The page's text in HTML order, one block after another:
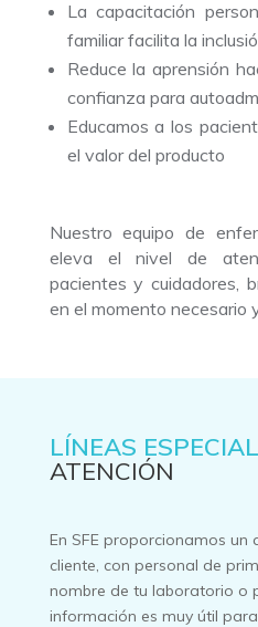
La capacitación
familiar facilita la
Reduce la aprensión
confianza para
Educamos a los
el valor del producto
Nuestro equipo de
eleva el nivel de
pacientes y cuidadores,
en el momento necesario
LÍNEAS
ATENCIÓN
En SFE proporcionamos un
cliente, con personal de
nombre de tu laboratorio o
información es muy útil